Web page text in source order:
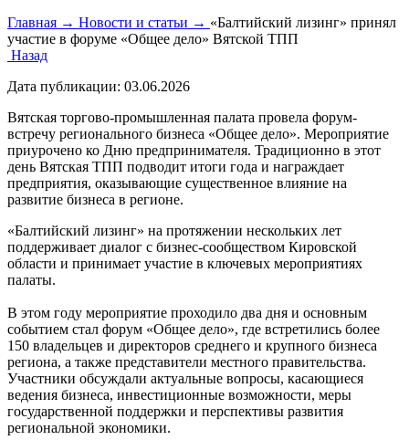
Главная → Новости и статьи → «Балтийский лизинг» принял
участие в форуме «Общее дело» Вятской ТПП
Назад
Дата публикации: 03.06.2026
Вятская торгово-промышленная палата провела форум-
встречу регионального бизнеса «Общее дело». Мероприятие
приурочено ко Дню предпринимателя. Традиционно в этот
день Вятская ТПП подводит итоги года и награждает
предприятия, оказывающие существенное влияние на
развитие бизнеса в регионе.
«Балтийский лизинг» на протяжении нескольких лет
поддерживает диалог с бизнес-сообществом Кировской
области и принимает участие в ключевых мероприятиях
палаты.
В этом году мероприятие проходило два дня и основным
событием стал форум «Общее дело», где встретились более
150 владельцев и директоров среднего и крупного бизнеса
региона, а также представители местного правительства.
Участники обсуждали актуальные вопросы, касающиеся
ведения бизнеса, инвестиционные возможности, меры
государственной поддержки и перспективы развития
региональной экономики.